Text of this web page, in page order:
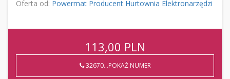
Oferta od: Powermat Producent Hurtownia Elektronarzędzi
113,00 PLN
32670...POKAŻ NUMER